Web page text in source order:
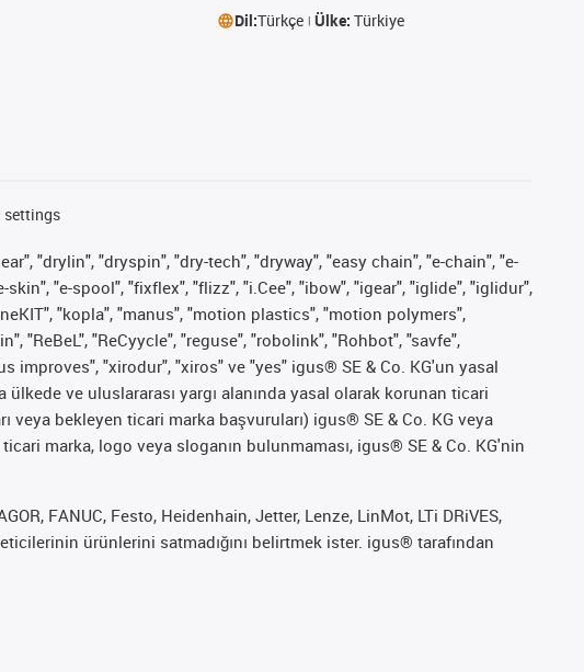
Dil:Türkçe Ülke: Türkiye
settings
"drylin", "dryspin", "dry-tech", "dryway", "easy chain", "e-chain", "e-
"e-spool", "fixflex", "flizz", "i.Cee", "ibow", "igear", "iglide", "iglidur",
"kopla", "manus", "motion plastics", "motion polymers",
"ReBeL", "ReCyycle", "reguse", "robolink", "Rohbot", "savfe",
improves", "xirodur", "xiros" ve "yes" igus® SE & Co. KG'un yasal
ve uluslararası yargı alanında yasal olarak korunan ticari
veya bekleyen ticari marka başvuruları) igus® SE & Co. KG veya
marka, logo veya sloganın bulunmaması, igus® SE & Co. KG'nin
FANUC, Festo, Heidenhain, Jetter, Lenze, LinMot, LTi DRiVES,
ürünlerini satmadığını belirtmek ister. igus® tarafından